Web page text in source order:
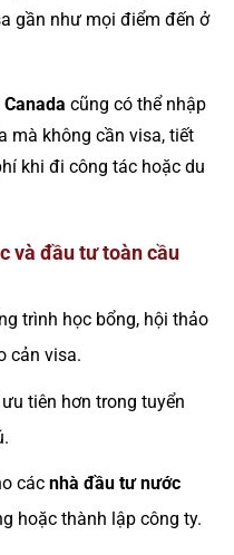
gần như mọi điểm đến ở
Canada cũng có thể nhập
mà không cần visa, tiết
khi đi công tác hoặc du
và đầu tư toàn cầu
trình học bổng, hội thảo
cản visa.
tiên hơn trong tuyển
các nhà đầu tư nước
hoặc thành lập công ty.